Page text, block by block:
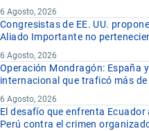
6 Agosto, 2026
Congresistas de EE. UU.
Aliado Importante no
6 Agosto, 2026
Operación Mondragón: España
internacional que traficó más
6 Agosto, 2026
El desafío que enfrenta
Perú contra el crimen